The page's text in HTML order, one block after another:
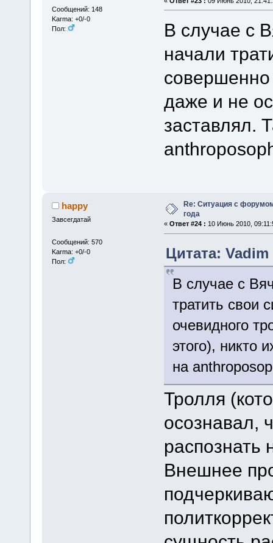
Сообщений: 148
Karma: +0/-0
Пол:
В случае с
начали
совершенно
даже и не
заставлял.
happy
Завсегдатай
Сообщений: 570
Karma: +0/-0
Пол:
Re: Ситуация с
года
« Ответ #24 : 10 Июнь 2010,
Цитата:
В случае с
тратить свои
очевидного
этого), никто
на
Тролля
осознавал,
распознать
Внешнее